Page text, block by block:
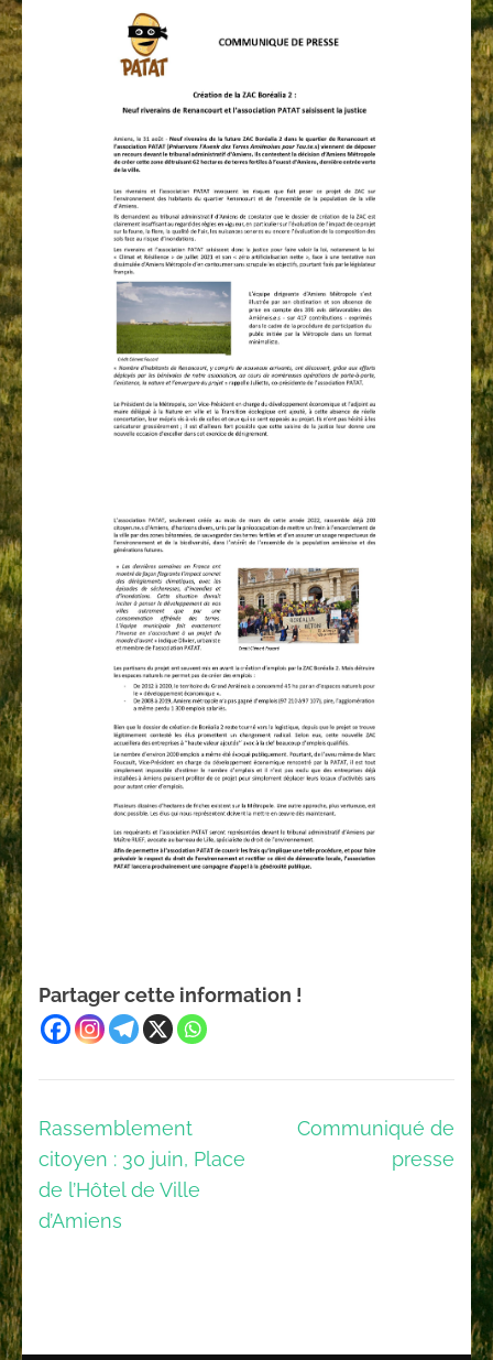
Partager cette information !
Navigation
de
l’article
Rassemblement
citoyen : 30 juin, Place
de l’Hôtel de Ville
d’Amiens
Communiqué de
presse